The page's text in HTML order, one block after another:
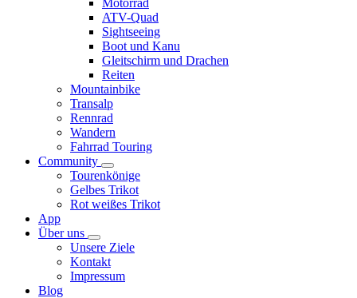
ATV-Quad
Sightseeing
Boot und Kanu
Gleitschirm und Drachen
Reiten
Mountainbike
Transalp
Rennrad
Wandern
Fahrrad Touring
Community
Tourenkönige
Gelbes Trikot
Rot weißes Trikot
App
Über uns
Unsere Ziele
Kontakt
Impressum
Blog